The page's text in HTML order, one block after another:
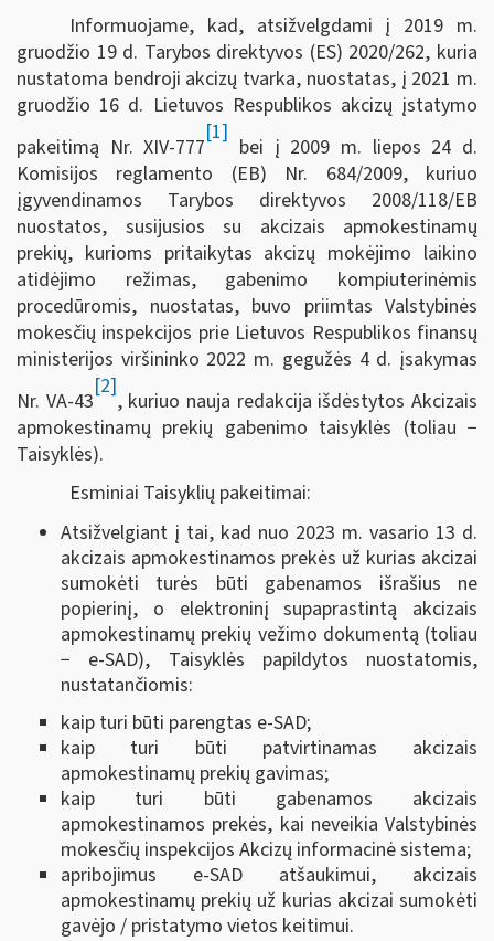
Informuojame, kad, atsižvelgdami į 2019 m.
gruodžio 19 d. Tarybos direktyvos (ES) 2020/262, kuria
nustatoma bendroji akcizų tvarka, nuostatas, į 2021 m.
gruodžio 16 d. Lietuvos Respublikos akcizų įstatymo
pakeitimą Nr. XIV-777
[1]
bei į 2009 m. liepos 24 d.
Komisijos reglamento (EB) Nr. 684/2009, kuriuo
įgyvendinamos Tarybos direktyvos 2008/118/EB
nuostatos, susijusios su akcizais apmokestinamų
prekių, kurioms pritaikytas akcizų mokėjimo laikino
atidėjimo režimas, gabenimo kompiuterinėmis
procedūromis, nuostatas, buvo priimtas Valstybinės
mokesčių inspekcijos prie Lietuvos Respublikos finansų
ministerijos viršininko 2022 m. gegužės 4 d. įsakymas
Nr. VA-43
[2]
, kuriuo nauja redakcija išdėstytos Akcizais
apmokestinamų prekių gabenimo taisyklės (toliau −
Taisyklės).
Esminiai Taisyklių pakeitimai:
Atsižvelgiant į tai, kad nuo 2023 m. vasario 13 d.
akcizais apmokestinamos prekės už kurias akcizai
sumokėti turės būti gabenamos išrašius ne
popierinį, o elektroninį supaprastintą akcizais
apmokestinamų prekių vežimo dokumentą (toliau
− e-SAD), Taisyklės papildytos nuostatomis,
nustatančiomis:
kaip turi būti parengtas e-SAD;
kaip turi būti patvirtinamas akcizais
apmokestinamų prekių gavimas;
kaip turi būti gabenamos akcizais
apmokestinamos prekės, kai neveikia Valstybinės
mokesčių inspekcijos Akcizų informacinė sistema;
apribojimus e-SAD atšaukimui, akcizais
apmokestinamų prekių už kurias akcizai sumokėti
gavėjo / pristatymo vietos keitimui.